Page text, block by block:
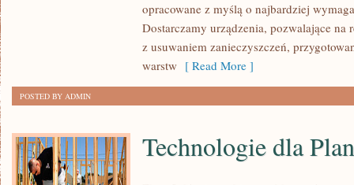
opracowane z myślą o najbardziej
Dostarczamy urządzenia, pozwalające na
z usuwaniem zanieczyszczeń,
warstw [ Read More ]
POSTED BY ADMIN
Technologie dla